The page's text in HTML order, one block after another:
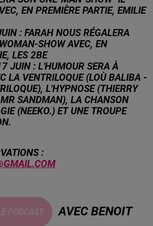
EN PREMIÈRE PARTIE, EMILIE
: FARAH NOUS RÉGALERA
SHOW AVEC, EN
LES 2BE
JUIN : L'HUMOUR SERA À
LA VENTRILOQUE (LOÙ BALIBA -
L'HYPNOSE (THIERRY
SANDMAN), LA CHANSON
(NEEKO.) ET UNE TROUPE
:
PODCAST
AVEC BENOIT